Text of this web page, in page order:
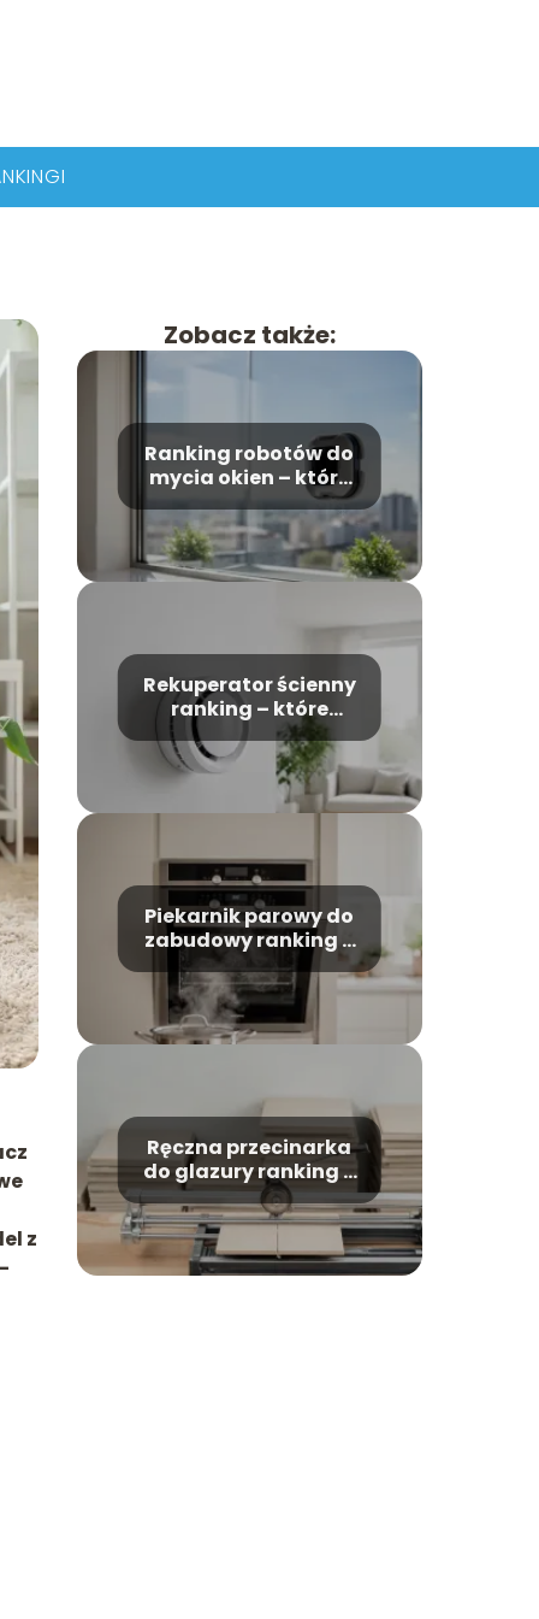
z
Zobacz także:
Ranking robotów do
mycia okien – które
modele wybrać?
Rekuperator ścienny
ranking – które
modele warto
wybrać?
Piekarnik parowy do
zabudowy ranking –
który model wybrać?
Ręczna przecinarka
do glazury ranking –
które modele warto
kupić?